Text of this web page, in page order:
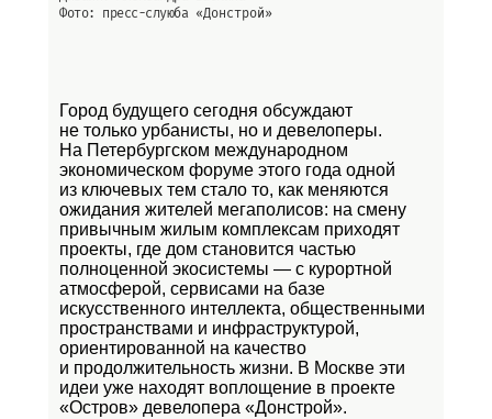
Фото: пресс-слуюба «Донстрой»
Город будущего сегодня обсуждают
не только урбанисты, но и девелоперы.
На Петербургском международном
экономическом форуме этого года одной
из ключевых тем стало то, как меняются
ожидания жителей мегаполисов: на смену
привычным жилым комплексам приходят
проекты, где дом становится частью
полноценной экосистемы — с курортной
атмосферой, сервисами на базе
искусственного интеллекта, общественными
пространствами и инфраструктурой,
ориентированной на качество
и продолжительность жизни. В Москве эти
идеи уже находят воплощение в проекте
«Остров» девелопера «Донстрой».